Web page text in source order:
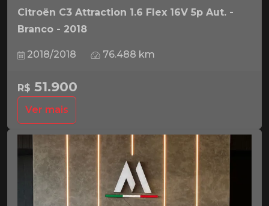
Citroën C3 Attraction 1.6 Flex 16V 5p Aut. -
Branco - 2018
2018/2018 76.488 km
R$ 51.900
Ver mais